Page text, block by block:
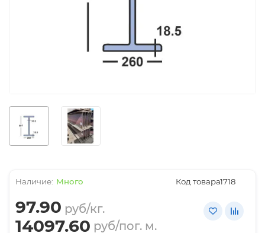
Много Код товара:1718
97.90 руб/кг.
14097.60 руб/пог. м.